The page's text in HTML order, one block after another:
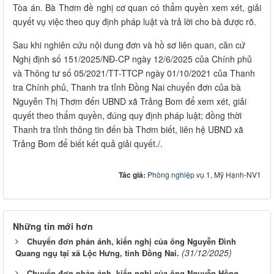
Tòa án. Bà Thơm đề nghị cơ quan có thẩm quyền xem xét, giải
quyết vụ việc theo quy định pháp luật và trả lời cho bà được rõ.
Sau khi nghiên cứu nội dung đơn và hồ sơ liên quan, căn cứ
Nghị định số 151/2025/NĐ-CP ngày 12/6/2025 của Chính phủ
và Thông tư số 05/2021/TT-TTCP ngày 01/10/2021 của Thanh
tra Chính phủ, Thanh tra tỉnh Đồng Nai chuyển đơn của bà
Nguyễn Thị Thơm đến UBND xã Trảng Bom để xem xét, giải
quyết theo thẩm quyền, đúng quy định pháp luật; đồng thời
Thanh tra tỉnh thông tin đến bà Thơm biết, liên hệ UBND xã
Trảng Bom để biết kết quả giải quyết./.
Tác giả: Phòng nghiệp vụ 1, Mỹ Hạnh-NV1
Những tin mới hơn
Chuyển đơn phản ánh, kiến nghị của ông Nguyễn Đình
Quang ngụ tại xã Lộc Hưng, tỉnh Đồng Nai. (31/12/2025)